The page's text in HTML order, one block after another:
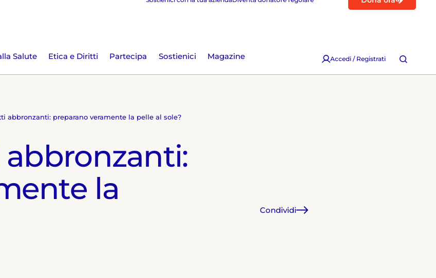
Salute Etica e Diritti Partecipa Sostienici Magazine Accedi / Registrati
abbronzanti: preparano veramente la pelle al sole?
la
Condividi